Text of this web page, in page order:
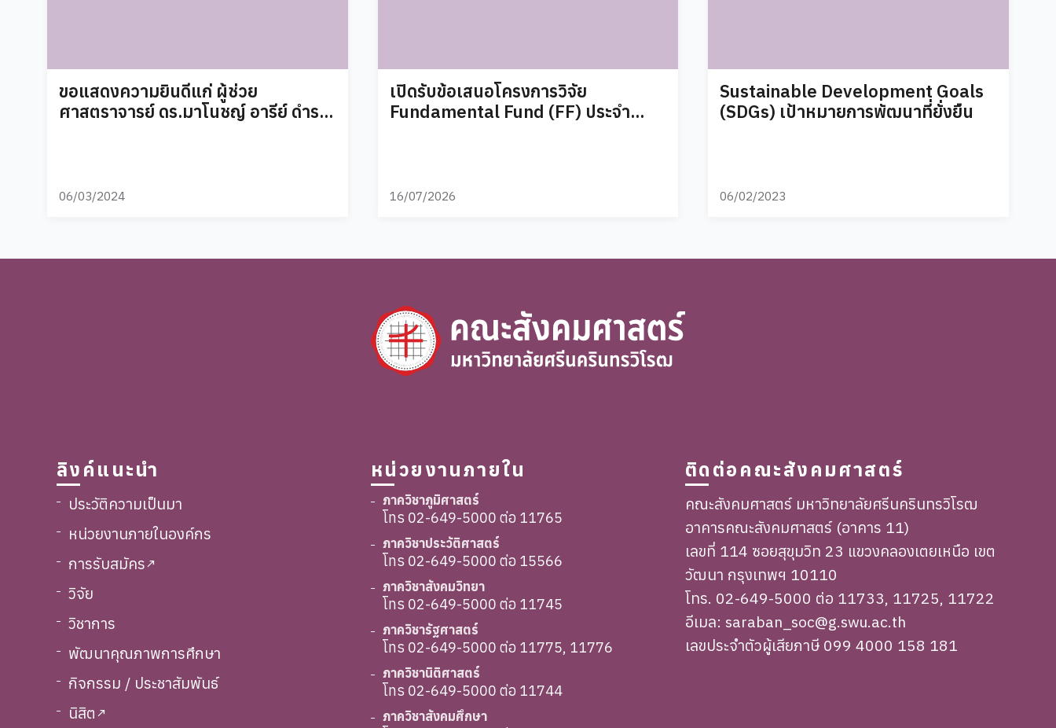
ขอแสดงความยินดีแก่ ผู้ช่วย
ศาสตราจารย์ ดร.มาโนชญ์ อารีย์ ดำรง
06/03/2024
เปิดรับข้อเสนอโครงการวิจัย
Fundamental Fund (FF) ประจำ
16/07/2026
Sustainable Development Goals
(SDGs) เป้าหมายการพัฒนาที่ยั่งยืน
06/02/2023
ลิงค์แนะนำ
ประวัติความเป็นมา
หน่วยงานภายในองค์กร
การรับสมัครcall_made
วิจัย
วิชาการ
พัฒนาคุณภาพการศึกษา
กิจกรรม / ประชาสัมพันธ์
นิสิต call_made
หน่วยงานภายใน
ภาควิชาภูมิศาสตร์
โทร 02-649-5000 ต่อ 11765
ภาควิชาประวัติศาสตร์
โทร 02-649-5000 ต่อ 15566
ภาควิชาสังคมวิทยา
โทร 02-649-5000 ต่อ 11745
ภาควิชารัฐศาสตร์
โทร 02-649-5000 ต่อ 11775, 11776
ภาควิชานิติศาสตร์
โทร 02-649-5000 ต่อ 11744
ภาควิชาสังคมศึกษา
ติดต่อคณะสังคมศาสตร์
คณะสังคมศาสตร์ มหาวิทยาลัยศรีนครินทรวิโรฒ
อาคารคณะสังคมศาสตร์ (อาคาร 11)
เลขที่ 114 ซอยสุขุมวิท 23 แขวงคลองเตยเหนือ เขต
วัฒนา กรุงเทพฯ 10110
โทร. 02-649-5000 ต่อ 11733, 11725, 11722
อีเมล: saraban_soc@g.swu.ac.th
เลขประจำตัวผู้เสียภาษี 099 4000 158 181